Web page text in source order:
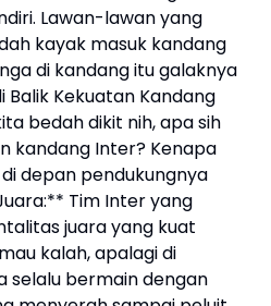
Lawan-lawan yang
kayak masuk kandang
di kandang itu galaknya
Balik Kekuatan Kandang
bedah dikit nih, apa sih
kandang Inter? Kenapa
depan pendukungnya
Tim Inter yang
juara yang kuat
kalah, apalagi di
selalu bermain dengan